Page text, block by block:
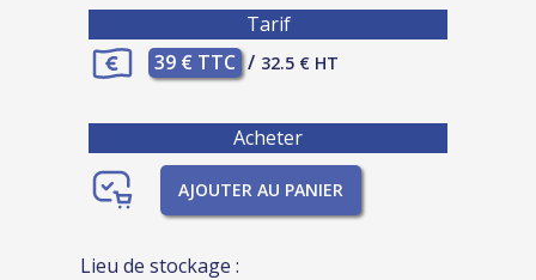
Tarif
39 € TTC / 32.5 € HT
Acheter
AJOUTER AU PANIER
Lieu de stockage :